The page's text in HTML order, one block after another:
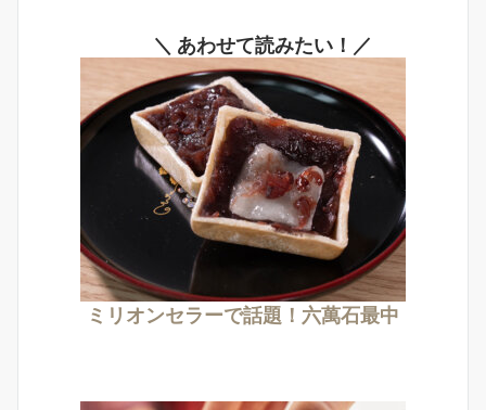
＼ あわせて読みたい！／
ミリオンセラーで話題！六萬石最中